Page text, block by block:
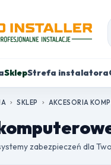
SklepStrefa instalatora
chevron_right SKLEP chevron_right AKCESORIA
zabezpieczeń dla